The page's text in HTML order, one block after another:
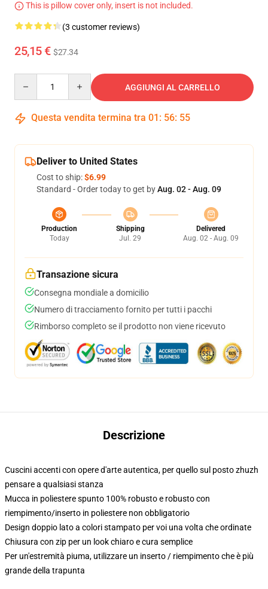
This is pillow cover only, insert is not included.
(3 customer reviews)
25,15 € $27.34
AGGIUNGI AL CARRELLO
Questa vendita termina tra 01 : 56: 54
Deliver to United States
Cost to ship:$6.99
Standard - Order today to get byAug. 02 - Aug. 09
Production
Today
Shipping
Jul. 29
Delivered
Aug. 02 - Aug. 09
Transazione sicura
Consegna mondiale a domicilio
Numero di tracciamento fornito per tutti i pacchi
Rimborso completo se il prodotto non viene ricevuto
Descrizione
Cuscini accenti con opere d'arte autentica, per quello sul posto zhuzh
pensare a qualsiasi stanza
Mucca in poliestere spunto 100% robusto e robusto con
riempimento/inserto in poliestere non obbligatorio
Design doppio lato a colori stampato per voi una volta che ordinate
Chiusura con zip per un look chiaro e cura semplice
Per un'estremità piuma, utilizzare un inserto / riempimento che è più
grande della trapunta